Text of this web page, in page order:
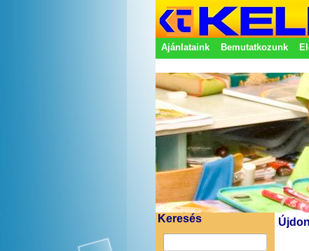
Ajánlataink Bemutatkozunk
Keresés